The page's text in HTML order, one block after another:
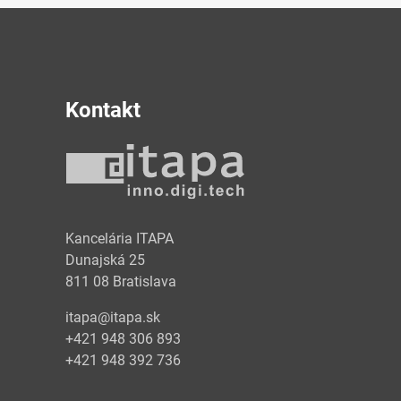
Kontakt
Kancelária ITAPA
Dunajská 25
811 08 Bratislava
itapa@itapa.sk
+421 948 306 893
+421 948 392 736